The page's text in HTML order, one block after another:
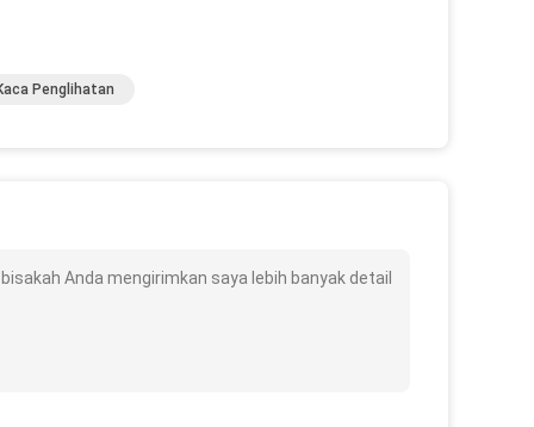
Penglihatan
Anda mengirimkan saya lebih banyak detail